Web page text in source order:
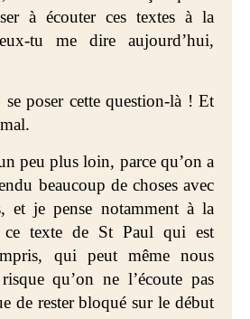
à écouter ces textes à la
tu me dire aujourd’hui,
se poser cette question-là ! Et
peu plus loin, parce qu’on a
beaucoup de choses avec
et je pense notamment à la
ce texte de St Paul qui est
qui peut même nous
qu’on ne l’écoute pas
de rester bloqué sur le début